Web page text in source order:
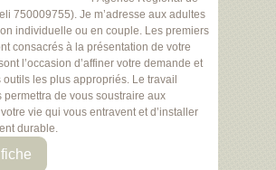
750009755). Je m’adresse aux adultes
individuelle ou en couple. Les premiers
consacrés à la présentation de votre
l’occasion d’affiner votre demande et
les plus appropriés. Le travail
permettra de vous soustraire aux
vie qui vous entravent et d’installer
durable.